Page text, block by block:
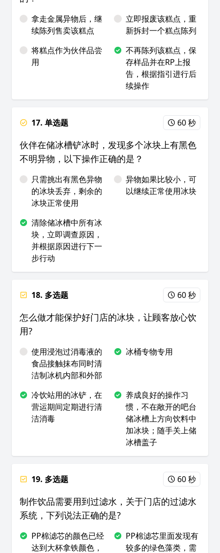
拿走金属异物后，继
续陈列售卖该糕点
立即报废该糕点，重
新拆封一个糕点陈列
将糕点作为伙伴品尝
用
不再陈列该糕点，保
存样品并在RP上报
告，根据指引进行后
续操作
17. 单选题 60 秒
伙伴在储冰槽铲冰时，发现多个冰块上有黑色
不明异物，以下操作正确的是？
只需挑出有黑色异物
的冰块丢弃，剩余的
冰块正常使用
异物如果比较小，可
以继续正常使用冰块
清除储冰槽中所有冰
块，立即调查原因，
并根据原因进行下一
步行动
18. 多选题 60 秒
怎么做才能保护好门店的冰块，让顾客放心饮
用?
使用浸泡过消毒液的
食品接触抹布同时清
洁制冰机内部和外部
冰桶专物专用
冷饮站用的冰铲，在
营运期间定期进行清
洁消毒
养成良好的操作习
惯，不在敞开的吧台
储冰槽上方向饮料中
加冰块；随手关上储
冰槽盖子
19. 多选题 60 秒
制作饮品需要用到过滤水，关于门店的过滤水
系统，下列说法正确的是?
PP棉滤芯的颜色已经
达到大杯拿铁颜色，
PP棉滤芯里面发现有
较多的绿色藻类，需